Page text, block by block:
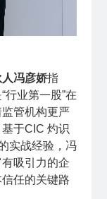
冯彦娇指
行业第一股”在
管机构更严
于CIC 灼识
实战经验，冯
吸引力的企
任的关键路